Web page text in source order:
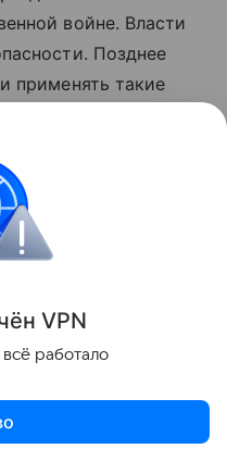
войне. Власти
Позднее
применять такие
мобильный
возникают сбои
с
ён VPN
работало